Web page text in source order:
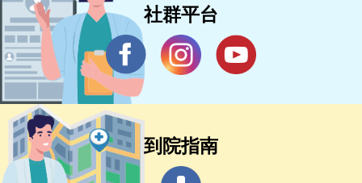
社群平台
到院指南